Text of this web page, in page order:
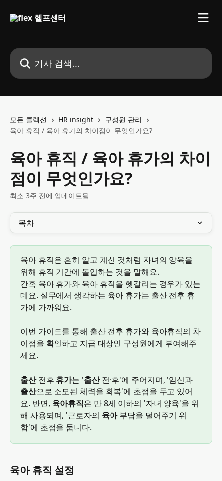
기사 검색...
모든 콜렉션 HR insight
구성원 관리
육아 휴직 / 육아 휴가의 차이점이 무엇인가요?
육아 휴직 / 육아 휴가의 차이
점이 무엇인가요?
최소 3주 전에 업데이트됨
목차
육아 휴직은 흔히 알고 계신 것처럼 자녀의 양육을
위해 휴직 기간에 돌입하는 것을 말해요.
간혹 육아 휴가와 육아 휴직을 헷갈리는 경우가 있는
데요. 실무에서 생각하는 육아 휴가는 출산 전후 휴
가에 가까워요.
이번 가이드를 통해 출산 전후 휴가와 육아휴직의 차
이점을 확인하고 지급 대상인 구성원에게 부여해주
세요.
출산 전후 휴가는 '출산 전·후'에 주어지며, '임신과
출산으로 소모된 체력을 회복'에 초점을 두고 있어
요. 반면, 육아휴직은 만 8세 이하의 '자녀 양육'을 위
해 사용되며, '근로자의 육아 부담을 덜어주기 위
함'에 초점을 둡니다.
육아 휴직 설정